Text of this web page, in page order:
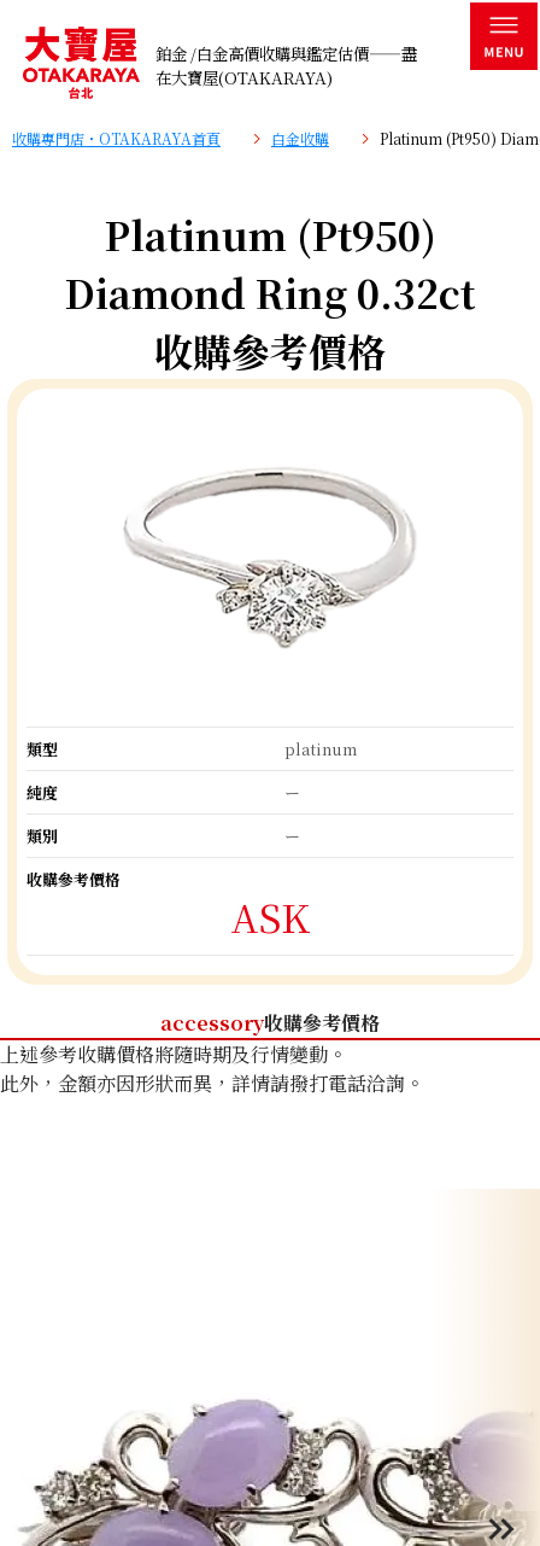
鉑金 /白金高價收購與鑑定估價——盡
在大寶屋(OTAKARAYA)
收購專門店・OTAKARAYA首頁 白金收購 Platinum (Pt950)
Platinum (Pt950)
Diamond Ring 0.32ct
收購參考價格
類型
platinum
純度
ー
類別
ー
收購參考價格
ASK
accessory收購參考價格
上述參考收購價格將隨時期及行情變動。
此外，金額亦因形狀而異，詳情請撥打電話洽詢。